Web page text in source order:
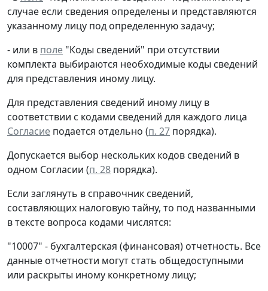
случае если сведения определены и представляются
указанному лицу под определенную задачу;
- или в поле "Коды сведений" при отсутствии
комплекта выбираются необходимые коды сведений
для представления иному лицу.
Для представления сведений иному лицу в
соответствии с кодами сведений для каждого лица
Согласие подается отдельно (п. 27 порядка).
Допускается выбор нескольких кодов сведений в
одном Согласии (п. 28 порядка).
Если заглянуть в справочник сведений,
составляющих налоговую тайну, то под названными
в тексте вопроса кодами числятся:
"10007" - бухгалтерская (финансовая) отчетность. Все
данные отчетности могут стать общедоступными
или раскрыты иному конкретному лицу;